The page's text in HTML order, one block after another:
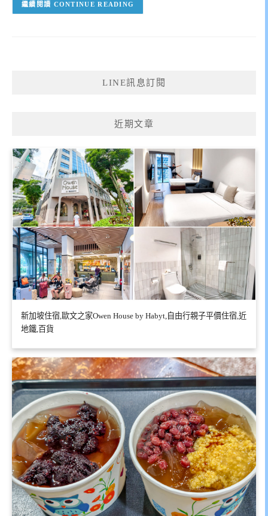
CONTINUE READING
LINE訊息訂閱
近期文章
新加坡住宿,歐文之家Owen House by Habyt,自由行親子平價住宿,近
地鐵,百貨